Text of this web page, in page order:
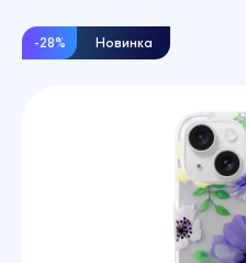
-28% Новинка